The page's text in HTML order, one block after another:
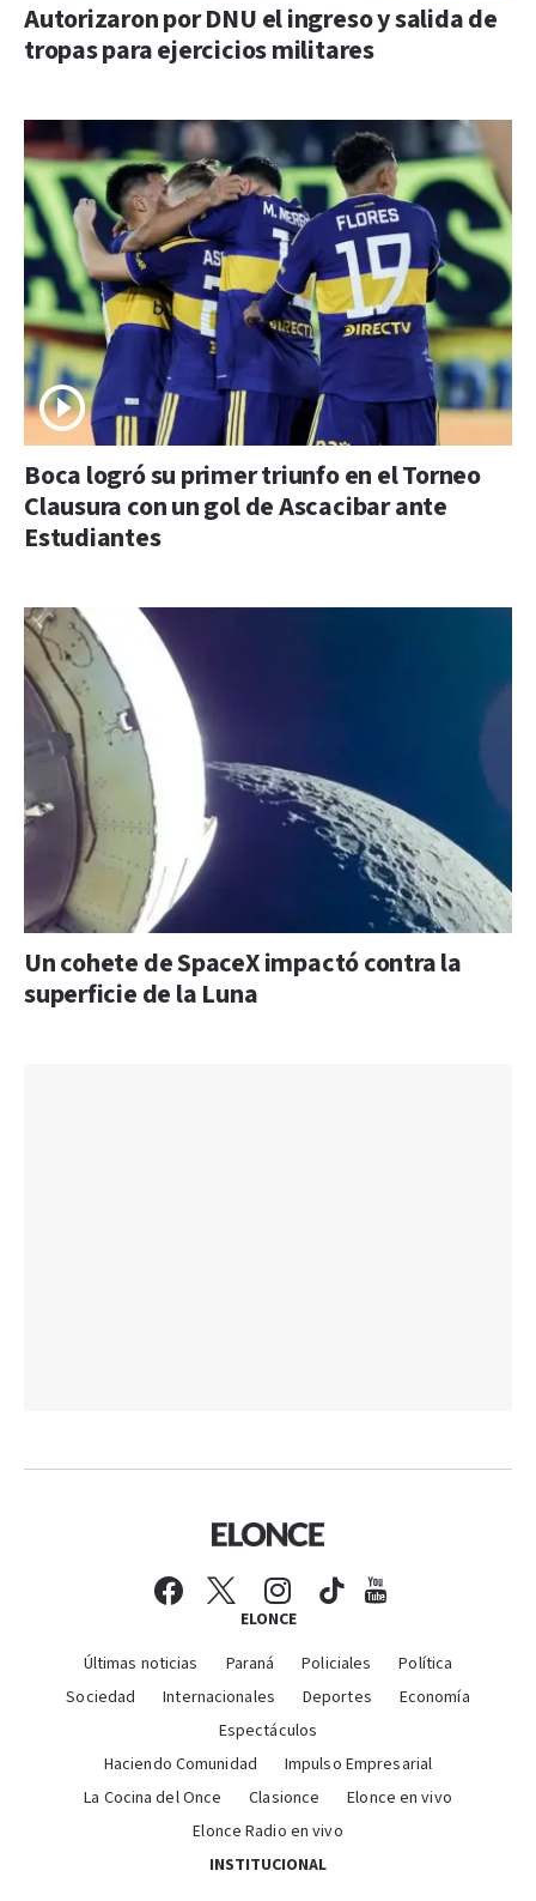
Autorizaron por DNU el ingreso y salida de
tropas para ejercicios militares
Boca logró su primer triunfo en el Torneo
Clausura con un gol de Ascacibar ante
Estudiantes
Un cohete de SpaceX impactó contra la
superficie de la Luna
ELONCE
Últimas noticias Paraná Policiales
Política
Sociedad
Internacionales Deportes
Economía
Espectáculos
Haciendo Comunidad
Impulso Empresarial
La Cocina del Once
Clasionce
Elonce en vivo
Elonce Radio en vivo
INSTITUCIONAL